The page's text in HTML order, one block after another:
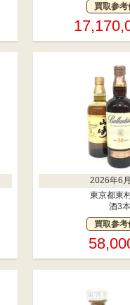
買取参考
2026年6
東京都東
酒3本
買取参考